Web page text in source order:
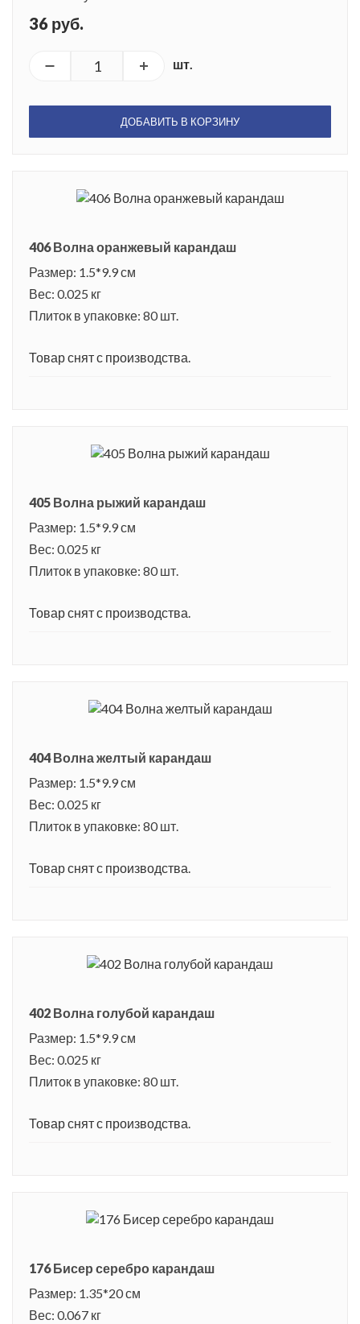
36 руб.
шт.
ДОБАВИТЬ В КОРЗИНУ
406 Волна оранжевый карандаш
Размер: 1.5*9.9 см
Вес: 0.025 кг
Плиток в упаковке: 80 шт.
Товар снят с производства.
405 Волна рыжий карандаш
Размер: 1.5*9.9 см
Вес: 0.025 кг
Плиток в упаковке: 80 шт.
Товар снят с производства.
404 Волна желтый карандаш
Размер: 1.5*9.9 см
Вес: 0.025 кг
Плиток в упаковке: 80 шт.
Товар снят с производства.
402 Волна голубой карандаш
Размер: 1.5*9.9 см
Вес: 0.025 кг
Плиток в упаковке: 80 шт.
Товар снят с производства.
176 Бисер серебро карандаш
Размер: 1.35*20 см
Вес: 0.067 кг